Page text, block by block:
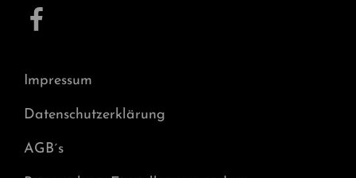
Facebook
Impressum
Datenschutzerklärung
AGB´s